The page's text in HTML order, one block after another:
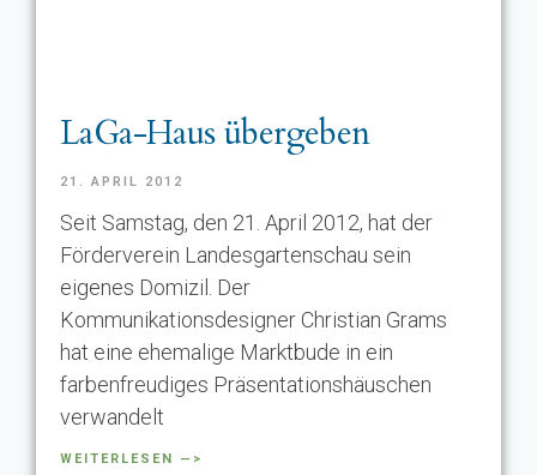
LaGa-Haus übergeben
21. APRIL 2012
Seit Samstag, den 21. April 2012, hat der
Förderverein Landesgartenschau sein
eigenes Domizil. Der
Kommunikationsdesigner Christian Grams
hat eine ehemalige Marktbude in ein
farbenfreudiges Präsentationshäuschen
verwandelt
WEITERLESEN —>